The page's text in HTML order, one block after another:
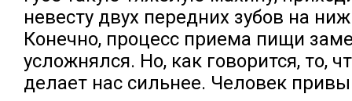
невесту двух передних зубов на
Конечно, процесс приема пищи
усложнялся. Но, как говорится, то,
делает нас сильнее. Человек